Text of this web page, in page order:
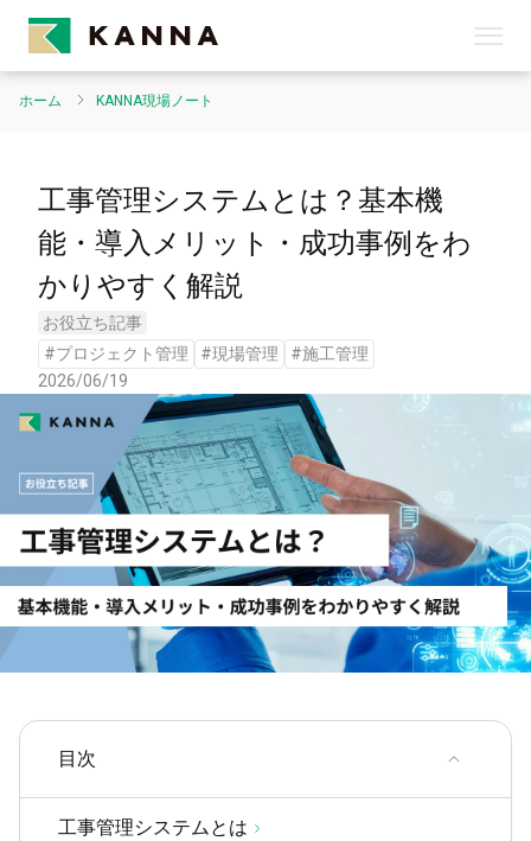
ホーム KANNA現場ノート
工事管理システムとは？基本機
能・導入メリット・成功事例をわ
かりやすく解説
お役立ち記事
#プロジェクト管理 #現場管理 #施工管理
2026/06/19
目次
工事管理システムとは